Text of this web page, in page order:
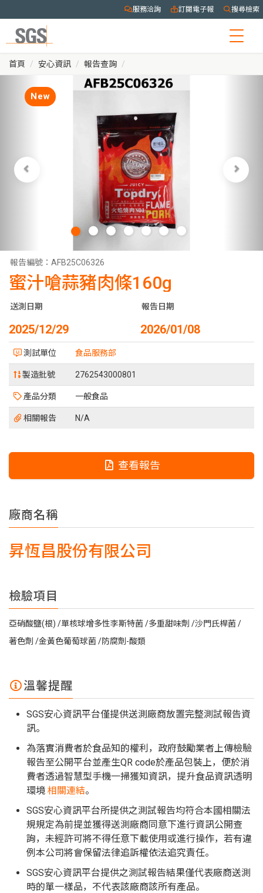
服務洽詢 訂閱電子報 搜尋檢索
首頁 安心資訊 報告查詢
New
報告編號： AFB25C06326
蜜汁嗆蒜豬肉條160g
送測日期
2025/12/29
報告日期
2026/01/08
測試單位 食品服務部
製造批號 2762543000801
產品分類 一般食品
相關報告 N/A
查看報告
廠商名稱
昇恆昌股份有限公司
檢驗項目
亞硝酸鹽(根) 單核球增多性李斯特菌 多重甜味劑
沙門氏桿菌
著色劑
金黃色葡萄球菌 防腐劑-酸類
溫馨提醒
SGS安心資訊平台僅提供送測廠商放置完整測試報告資
訊。
為落實消費者於食品知的權利，政府鼓勵業者上傳檢驗
報告至公開平台並產生QR code於產品包裝上，便於消
費者透過智慧型手機一掃獲知資訊，提升食品資訊透明
環境 相關連結。
SGS安心資訊平台所提供之測試報告均符合本國相關法
規規定為前提並獲得送測廠商同意下進行資訊公開查
詢，未經許可將不得任意下載使用或進行操作，若有違
例本公司將會保留法律追訴權依法追究責任。
SGS安心資訊平台提供之測試報告結果僅代表廠商送測
時的單一樣品，不代表該廠商該所有產品。